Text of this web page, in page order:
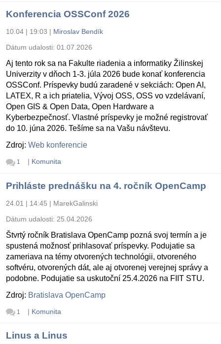
Konferencia OSSConf 2026
10.04 | 19:03 | Miroslav Bendík
Dátum udalosti: 01.07.2026
Aj tento rok sa na Fakulte riadenia a informatiky Žilinskej
Univerzity v dňoch 1-3. júla 2026 bude konať konferencia
OSSConf. Príspevky budú zaradené v sekciách: Open AI,
LATEX, R a ich priatelia, Vývoj OSS, OSS vo vzdelávaní,
Open GIS & Open Data, Open Hardware a
Kyberbezpečnosť. Vlastné príspevky je možné registrovať
do 10. júna 2026. Tešíme sa na Vašu návštevu.
Zdroj: Web konferencie
1 | Komunita
Prihláste prednášku na 4. ročník OpenCamp
24.01 | 14:45 | MarekGalinski
Dátum udalosti: 25.04.2026
Štvrtý ročník Bratislava OpenCamp pozná svoj termín a je
spustená možnosť prihlasovať príspevky. Podujatie sa
zameriava na témy otvorených technológii, otvoreného
softvéru, otvorených dát, ale aj otvorenej verejnej správy a
podobne. Podujatie sa uskutoční 25.4.2026 na FIIT STU.
Zdroj: Bratislava OpenCamp
1 | Komunita
Linus a Linus